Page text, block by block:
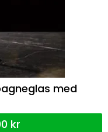
med
kr